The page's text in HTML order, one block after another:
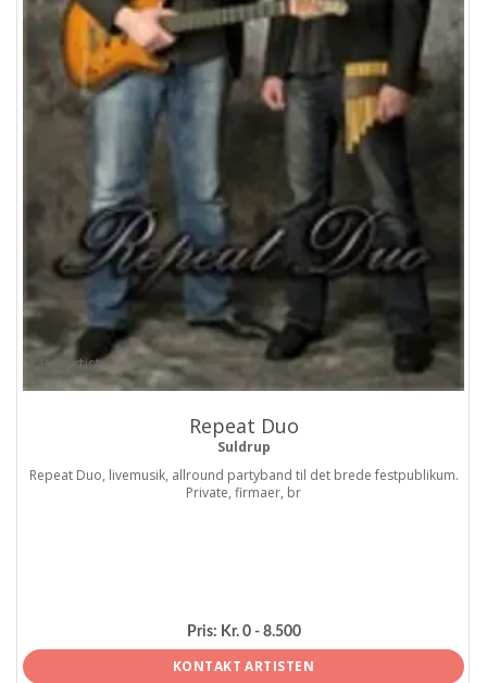
ProArtist
Repeat Duo
Suldrup
Repeat Duo, livemusik, allround partyband til det brede festpublikum.
Private, firmaer, br
Pris: Kr. 0 - 8.500
KONTAKT ARTISTEN